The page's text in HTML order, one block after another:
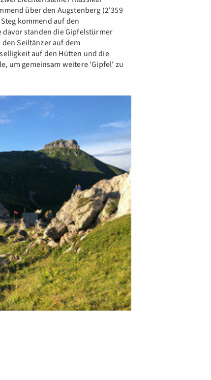
über den Augstenberg (2'359
kommend auf den
davor standen die Gipfelstürmer
Seiltänzer auf dem
auf den Hütten und die
um gemeinsam weitere 'Gipfel' zu